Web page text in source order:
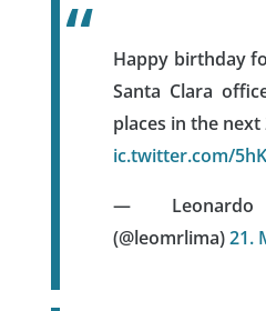
Happy birthday
Santa Clara
places in the
ic.twitter.com/
—
(@leomrlima)21.